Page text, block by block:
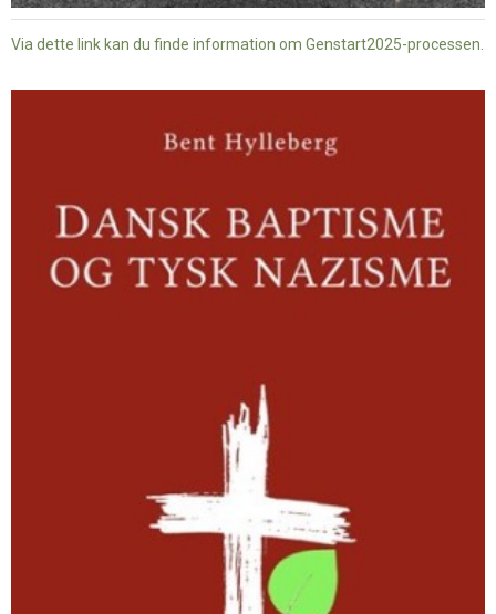
Via dette link kan du finde information om Genstart2025-processen.